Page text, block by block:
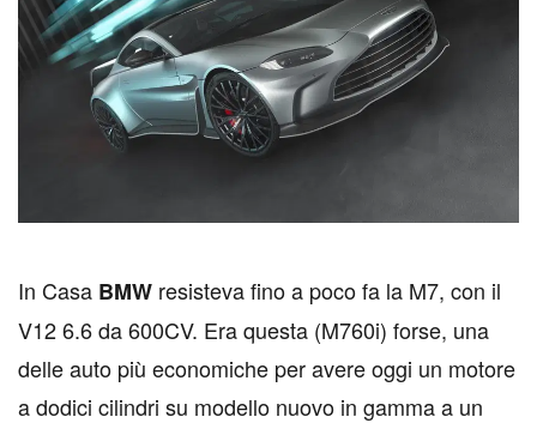
In Casa BMW resisteva fino a poco fa la M7, con il
V12 6.6 da 600CV. Era questa (M760i) forse, una
delle auto più economiche per avere oggi un motore
a dodici cilindri su modello nuovo in gamma a un